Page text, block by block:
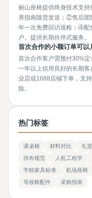
丽山座椅提供终身技术支
养指南随货发送；②售后
年一次免费回访巡检；④配
户。提供长期伙伴式服务。
首次合作的小额订单可以
首次合作客户需预付30%
一年以上信用良好的长期
业店或1688店铺下单，支
险。
热门标签
课桌椅 材料对比 礼
排布规范
人机工程学
学校家具标准
机场座椅
等候椅配件
采购指南